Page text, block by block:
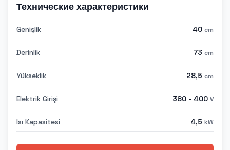
Технические характеристики
Genişlik 40 cm
Derinlik 73 cm
Yükseklik 28,5 cm
Elektrik Girişi 380 - 400 V
Isı Kapasitesi 4,5 kW